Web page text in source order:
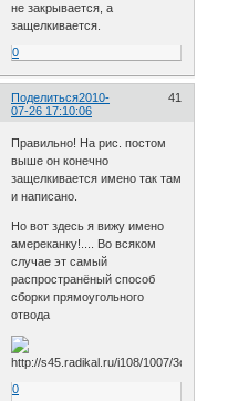
не закрывается, а
защелкивается.
0
Поделиться 41
2010-
07-26 17:10:06
Правильно! На рис. постом
выше он конечно
защелкивается имено так там
и написано.
Но вот здесь я вижу имено
амереканку!.... Во всяком
случае эт самый
распространёный способ
сборки прямоугольного
отвода
0